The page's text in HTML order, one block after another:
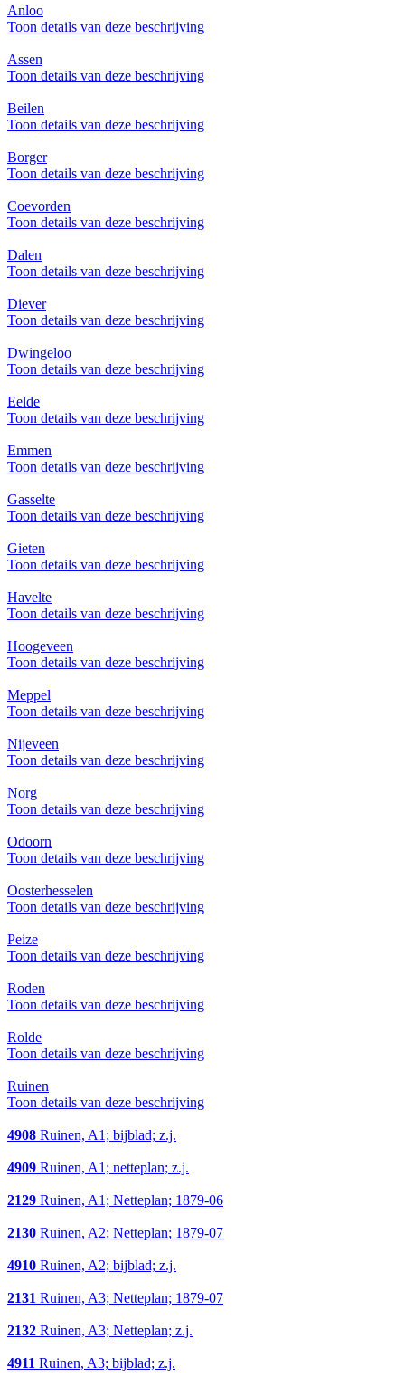
Anloo
Toon details van deze beschrijving
Assen
Toon details van deze beschrijving
Beilen
Toon details van deze beschrijving
Borger
Toon details van deze beschrijving
Coevorden
Toon details van deze beschrijving
Dalen
Toon details van deze beschrijving
Diever
Toon details van deze beschrijving
Dwingeloo
Toon details van deze beschrijving
Eelde
Toon details van deze beschrijving
Emmen
Toon details van deze beschrijving
Gasselte
Toon details van deze beschrijving
Gieten
Toon details van deze beschrijving
Havelte
Toon details van deze beschrijving
Hoogeveen
Toon details van deze beschrijving
Meppel
Toon details van deze beschrijving
Nijeveen
Toon details van deze beschrijving
Norg
Toon details van deze beschrijving
Odoorn
Toon details van deze beschrijving
Oosterhesselen
Toon details van deze beschrijving
Peize
Toon details van deze beschrijving
Roden
Toon details van deze beschrijving
Rolde
Toon details van deze beschrijving
Ruinen
Toon details van deze beschrijving
4908 Ruinen, A1; bijblad; z.j.
4909 Ruinen, A1; netteplan; z.j.
2129 Ruinen, A1; Netteplan; 1879-06
2130 Ruinen, A2; Netteplan; 1879-07
4910 Ruinen, A2; bijblad; z.j.
2131 Ruinen, A3; Netteplan; 1879-07
2132 Ruinen, A3; Netteplan; z.j.
4911 Ruinen, A3; bijblad; z.j.